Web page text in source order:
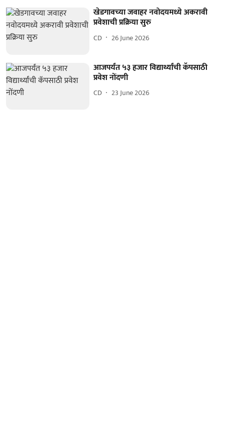
खेडगावच्‍या जवाहर नवोदयमध्ये अकरावी
प्रवेशाची प्रक्रिया सुरु
CD 26 June 2026
आजपर्यंत ५३ हजार विद्यार्थ्यांची कॅपसाठी
प्रवेश नोंदणी
CD 23 June 2026